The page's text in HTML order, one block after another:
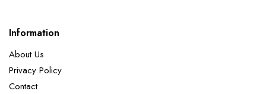
Information
About Us
Privacy Policy
Contact